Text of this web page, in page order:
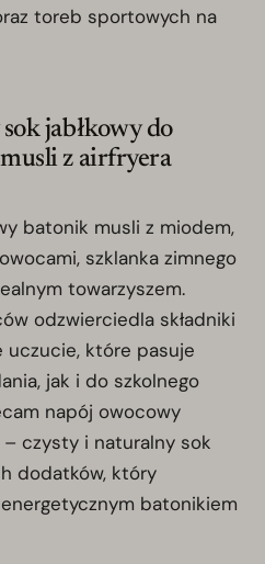
toreb sportowych na
jabłkowy do
z airfryera
batonik musli z miodem,
szklanka zimnego
towarzyszem.
odzwierciedla składniki
uczucie, które pasuje
jak i do szkolnego
napój owocowy
– czysty i naturalny sok
dodatków, który
batonikiem